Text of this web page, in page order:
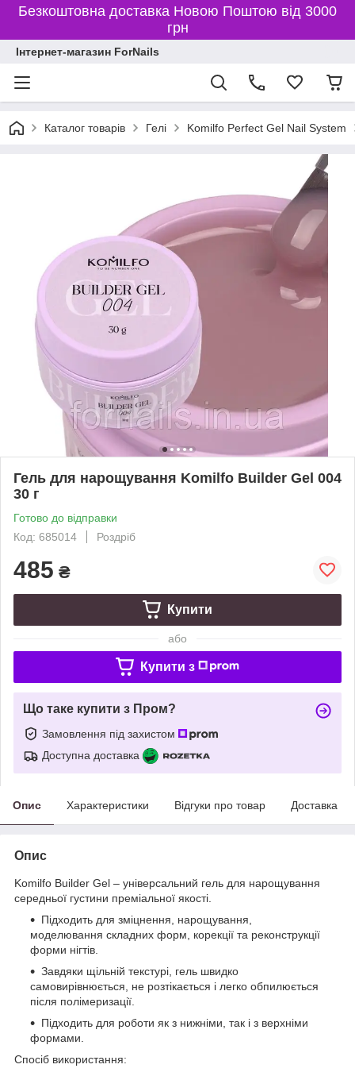
Безкоштовна доставка Новою Поштою від 3000
грн
Інтернет-магазин ForNails
Каталог товарів Гелі Komilfo Perfect Gel Nail System
Гель для нарощування Komilfo Builder Gel 004
30 г
Готово до відправки
Код: 685014
Роздріб
485 ₴
Купити
або
Купити з
Що таке купити з Пром?
Замовлення під захистом
Доступна доставка
Опис Характеристики Відгуки про товар Доставка
Опис
Komilfo Builder Gel – універсальний гель для нарощування
середньої густини преміальної якості.
Підходить для зміцнення, нарощування,
моделювання складних форм, корекції та реконструкції
форми нігтів.
Завдяки щільній текстурі, гель швидко
самовирівнюється, не розтікається і легко обпилюється
після полімеризації.
Підходить для роботи як з нижніми, так і з верхніми
формами.
Спосіб використання: